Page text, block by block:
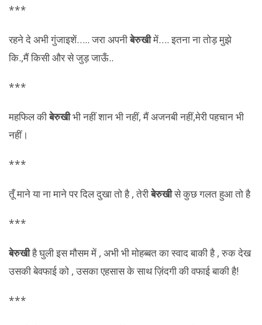
***
रहने दे अभी गुंजाइशें….. जरा अपनीबेरुखीमें…. इतना ना तोड़ मुझे
कि.,मैं किसी और से जुड़ जाऊँ..
***
महफिल कीबेरुखीभी नहीं शान भी नहीं, मैं अजनबी नहीं,मेरी पहचान भी
नहीं।
***
तूँ माने या ना माने पर दिल दुखा तो है , तेरीबेरुखीसे कुछ गलत हुआ तो है
***
बेरुखीहै घुली इस मौसम में , अभी भी मोहब्बत का स्वाद बाकी है , रुक देख
उसकी बेवफाई को , उसका एहसास के साथ ज़िंदगी की वफाई बाकी है!
***